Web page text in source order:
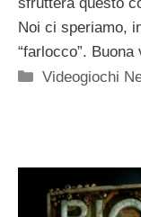
Noi ci speriamo,
“farlocco”. Buona
Categorie
Videogiochi